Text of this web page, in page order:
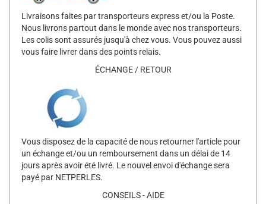
Livraisons faites par transporteurs express et/ou la Poste.
Nous livrons partout dans le monde avec nos transporteurs.
Les colis sont assurés jusqu'à chez vous. Vous pouvez aussi
vous faire livrer dans des points relais.
ÉCHANGE / RETOUR
Vous disposez de la capacité de nous retourner l'article pour
un échange et/ou un remboursement dans un délai de 14
jours après avoir été livré. Le nouvel envoi d'échange sera
payé par NETPERLES.
CONSEILS - AIDE